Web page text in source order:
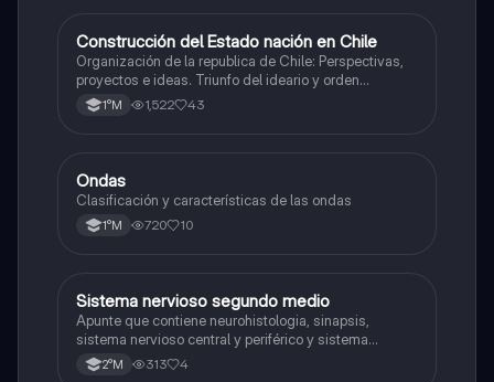
Historia
Construcción del Estado nación en Chile
Organización de la republica de Chile: Perspectivas,
proyectos e ideas. Triunfo del ideario y orden
conservador. Constitución de 1833. "Era Portaliana"
1°M 1,522 43
Física
Ondas
Clasificación y características de las ondas
1°M 720 10
Biología
Sistema nervioso segundo medio
Apunte que contiene neurohistologia, sinapsis,
sistema nervioso central y periférico y sistema
endocrino
2°M 313 4